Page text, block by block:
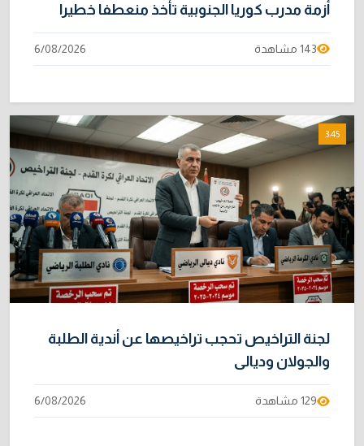
أزمة مدرب كوريا الجنوبية تأخذ منعطفا خطيرا
143 مشاهدة 6/08/2026
3:45
لجنة التراخيص تحجب تراخيصها عن أندية الطلبة
والجولان وديالى
129 مشاهدة 6/08/2026